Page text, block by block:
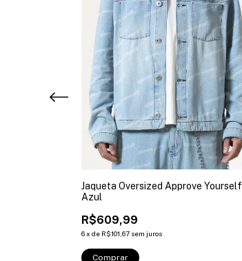
Jaqueta Oversized Approve Yourself
Azul
R$609,99
6x de R$101,67 sem juros
Comprar